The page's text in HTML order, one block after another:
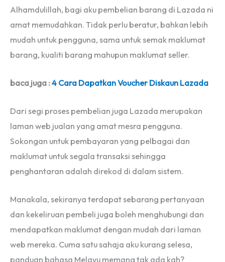
Alhamdulillah, bagi aku pembelian barang di Lazada ni
amat memudahkan. Tidak perlu beratur, bahkan lebih
mudah untuk pengguna, sama untuk semak maklumat
barang, kualiti barang mahupun maklumat seller.
baca juga : 4 Cara Dapatkan Voucher Diskaun Lazada
Dari segi proses pembelian juga Lazada merupakan
laman web jualan yang amat mesra pengguna.
Sokongan untuk pembayaran yang pelbagai dan
maklumat untuk segala transaksi sehingga
penghantaran adalah direkod di dalam sistem.
Manakala, sekiranya terdapat sebarang pertanyaan
dan kekeliruan pembeli juga boleh menghubungi dan
mendapatkan maklumat dengan mudah dari laman
web mereka. Cuma satu sahaja aku kurang selesa,
panduan bahasa Melayu memang tak ada kah?